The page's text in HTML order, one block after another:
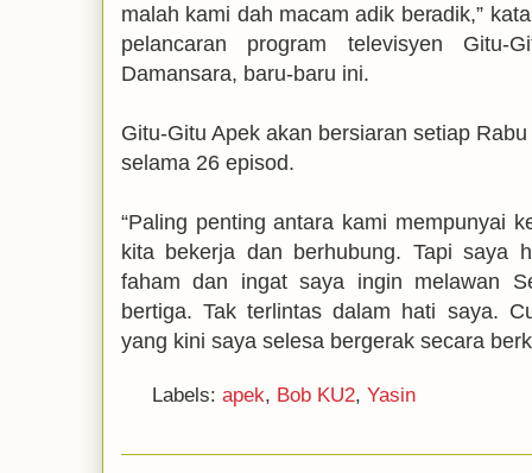
malah kami dah macam adik beradik,”
pelancaran program televisyen
Damansara, baru-baru ini.
Gitu-Gitu Apek akan bersiaran setiap
selama 26 episod.
“Paling penting antara kami mempunyai
kita bekerja dan berhubung. Tapi saya
faham dan ingat saya ingin melawan
bertiga. Tak terlintas dalam hati saya.
yang kini saya selesa bergerak secara
Labels: apek, Bob KU2, Yasin